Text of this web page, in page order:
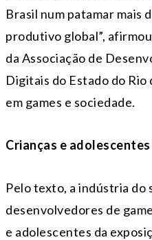
Brasil num patamar mais
produtivo global”,
da Associação de
Digitais do Estado do
em games e sociedade.
Crianças e adolescentes
Pelo texto, a indústria do
desenvolvedores de
e adolescentes da